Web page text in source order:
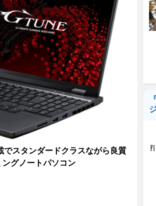
スタンダードクラスながら良質
グノートパソコン